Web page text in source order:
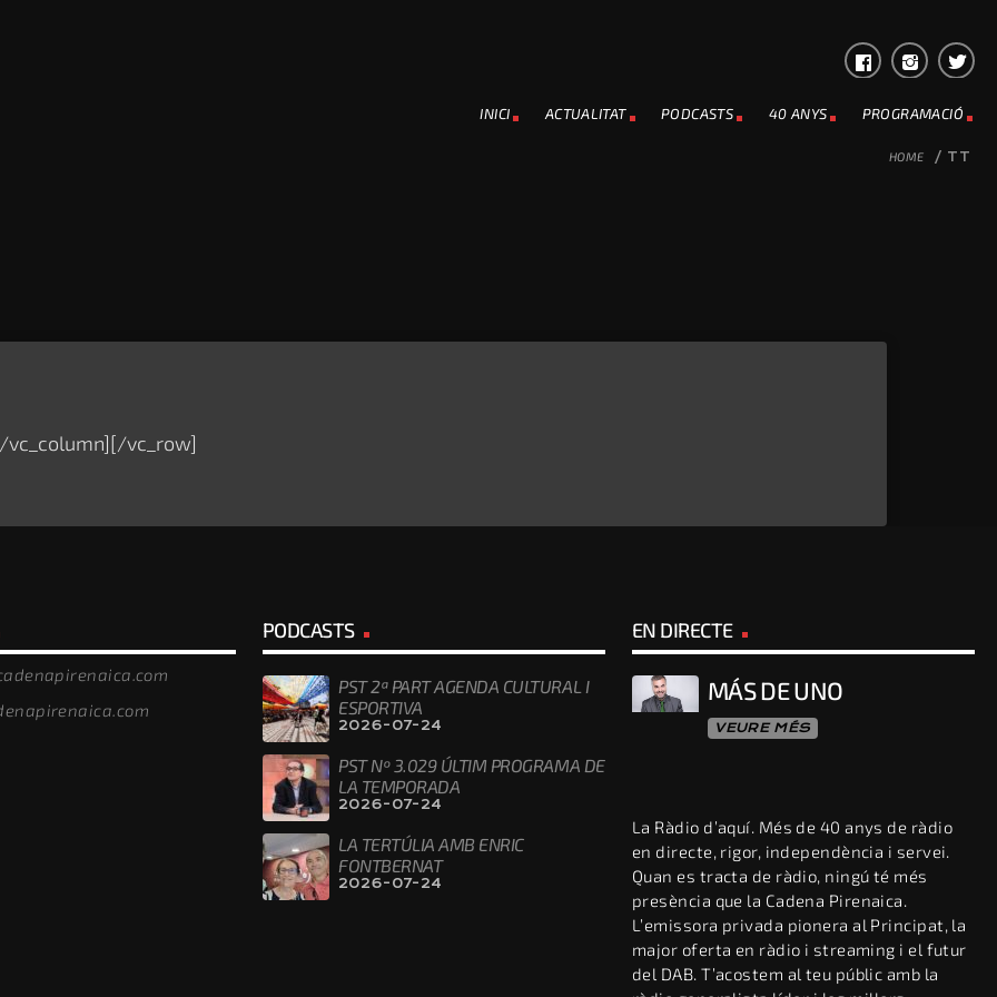
INICI ACTUALITAT PODCASTS 40 ANYS PROGRAMACIÓ
HOME / TT
vc_column][/vc_row]
PODCASTS
PST 2ª PART AGENDA CULTURAL I
ESPORTIVA
2026-07-24
PST Nº 3.029 ÚLTIM PROGRAMA DE
LA TEMPORADA
2026-07-24
LA TERTÚLIA AMB ENRIC
FONTBERNAT
2026-07-24
EN DIRECTE
MÁS DE UNO
VEURE MÉS
La Ràdio d’aquí. Més de 40 anys de ràdio
en directe, rigor, independència i servei.
Quan es tracta de ràdio, ningú té més
presència que la Cadena Pirenaica.
L’emissora privada pionera al Principat, la
major oferta en ràdio i streaming i el futur
del DAB. T’acostem al teu públic amb la